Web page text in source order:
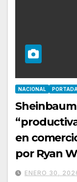
NACIONAL PORTADA
en
por Ryan
ENERO 30,